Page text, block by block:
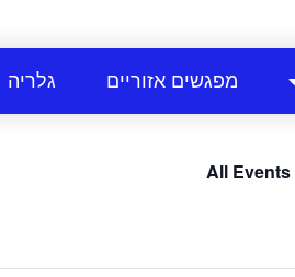
מפגשים אזוריים גלריה